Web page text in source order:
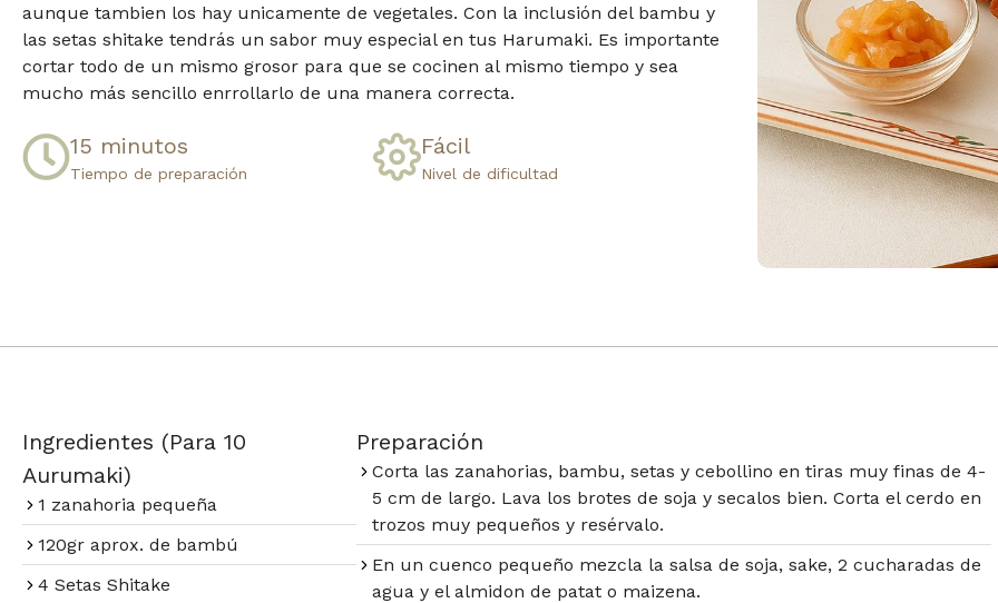
aunque tambien los hay unicamente de vegetales. Con la inclusión del bambu y
las setas shitake tendrás un sabor muy especial en tus Harumaki. Es importante
cortar todo de un mismo grosor para que se cocinen al mismo tiempo y sea
mucho más sencillo enrrollarlo de una manera correcta.
15 minutos​
Tiempo de preparación​
Fácil​
Nivel de dificultad
Ingredientes (Para 10
Aurumaki)
1 zanahoria pequeña
120gr aprox. de bambú
4 Setas Shitake
Preparación​
Corta las zanahorias, bambu, setas y cebollino en tiras muy finas de 4-
5 cm de largo. Lava los brotes de soja y secalos bien. Corta el cerdo en
trozos muy pequeños y resérvalo.
En un cuenco pequeño mezcla la salsa de soja, sake, 2 cucharadas de
agua y el almidon de patat o maizena.